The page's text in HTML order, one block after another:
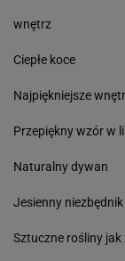
wnętrz
Ciepłe koce
Najpiękniejsze
Przepiękny wzór w
Naturalny dywan
Jesienny niezbędnik
Sztuczne rośliny jak